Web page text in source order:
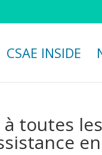
CSAE INSIDE
toutes